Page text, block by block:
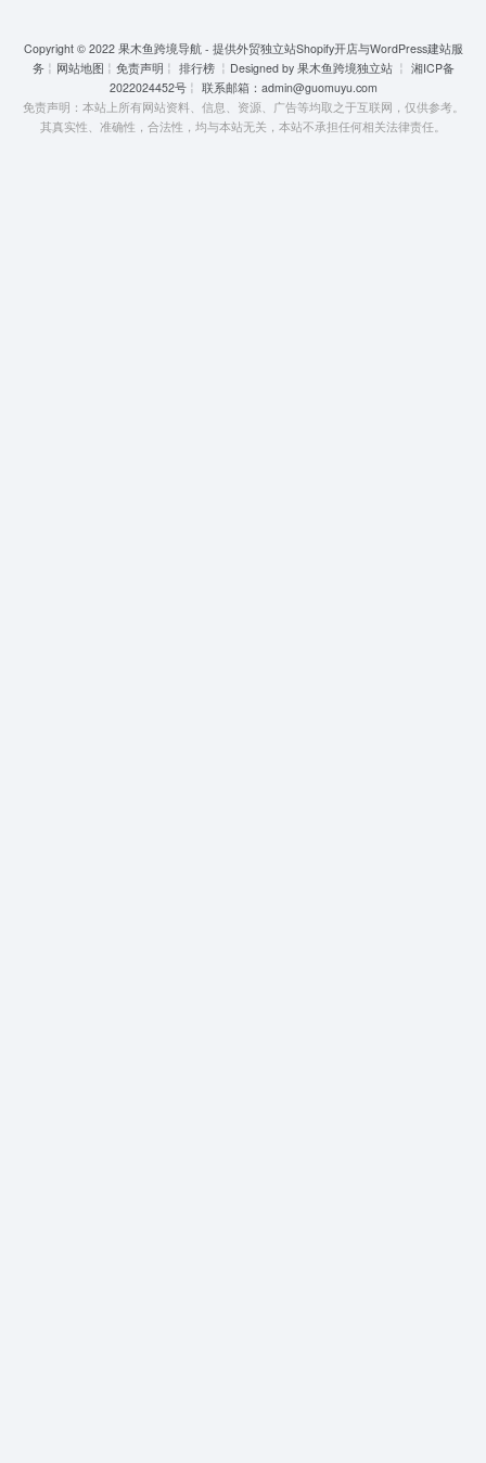
Copyright © 2022 果木鱼跨境导航 - 提供外贸独立站Shopify开店与WordPress建站服
务╎ 网站地图 ╎ 免责声明 ╎ 排行榜╎Designed by 果木鱼跨境独立站╎ 湘ICP备
2022024452号╎ 联系邮箱： admin@guomuyu.com
免责声明：本站上所有网站资料、信息、资源、广告等均取之于互联网，仅供参考。
其真实性、准确性，合法性，均与本站无关，本站不承担任何相关法律责任。